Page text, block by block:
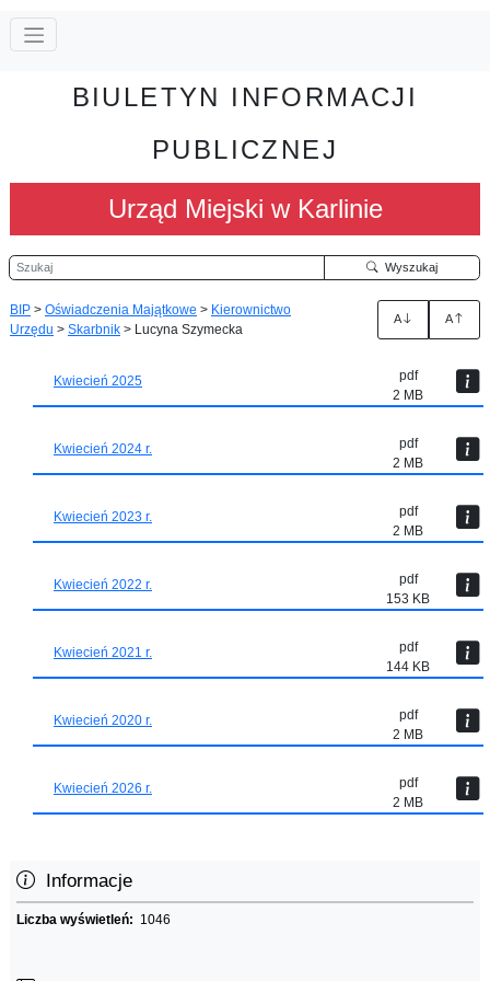
BIULETYN INFORMACJI
PUBLICZNEJ
Urząd Miejski w Karlinie
Szukaj Wyszukaj
BIP > Oświadczenia Majątkowe > Kierownictwo
Urzędu > Skarbnik > Lucyna Szymecka
A A
Kwiecień 2025
pdf
2 MB
Kwiecień 2024 r.
pdf
2 MB
Kwiecień 2023 r.
pdf
2 MB
Kwiecień 2022 r.
pdf
153 KB
Kwiecień 2021 r.
pdf
144 KB
Kwiecień 2020 r.
pdf
2 MB
Kwiecień 2026 r.
pdf
2 MB
Informacje
Liczba wyświetleń: 1046